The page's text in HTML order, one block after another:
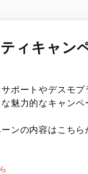
ティキャン
ポートやデスモプ
魅力的なキャンペ
ンの内容はこちら